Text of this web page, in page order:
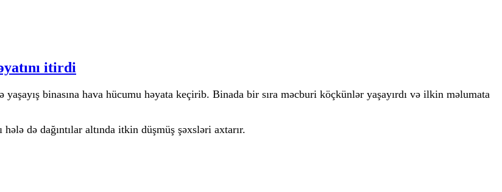
itirdi
binasına hava hücumu həyata keçirib. Binada bir sıra məcburi köçkünlər yaşayırdı və ilkin məlumata
də dağıntılar altında itkin düşmüş şəxsləri axtarır.